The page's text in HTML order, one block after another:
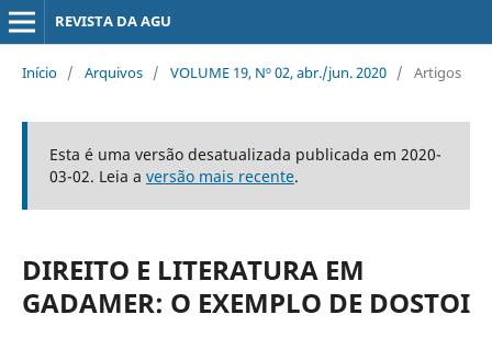
REVISTA DA AGU
Início / Arquivos / VOLUME 19, Nº 02, abr./jun. 2020 / Artigos
Esta é uma versão desatualizada publicada em 2020-
03-02. Leia a versão mais recente.
DIREITO E LITERATURA EM
GADAMER: O EXEMPLO DE DOSTOI